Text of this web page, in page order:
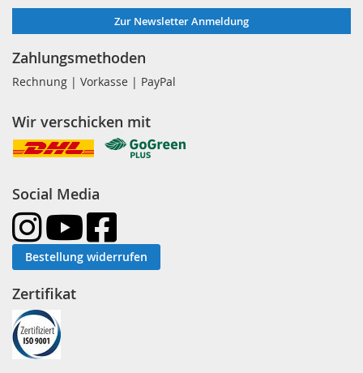
Zur Newsletter Anmeldung
Zahlungsmethoden
Rechnung | Vorkasse | PayPal
Wir verschicken mit
Social Media
Bestellung widerrufen
Zertifikat